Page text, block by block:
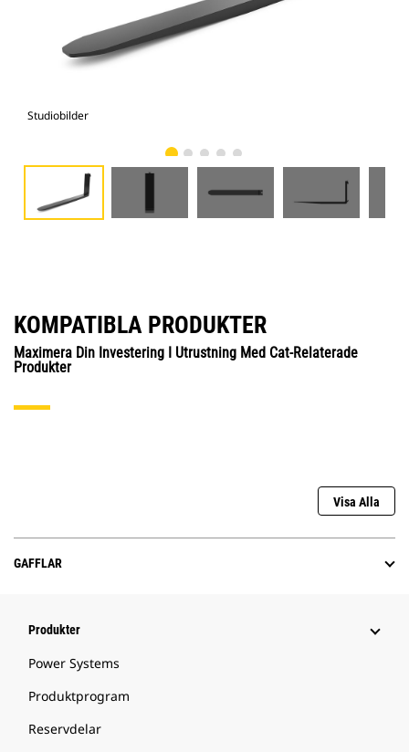
Studiobilder
KOMPATIBLA PRODUKTER
Maximera Din Investering I Utrustning Med Cat-Relaterade
Produkter
Visa Alla
GAFFLAR
Produkter
Power Systems
Produktprogram
Reservdelar